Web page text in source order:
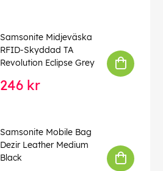
Samsonite Midjeväska
RFID-Skyddad TA
Revolution Eclipse Grey
246 kr
Samsonite Mobile Bag
Dezir Leather Medium
Black